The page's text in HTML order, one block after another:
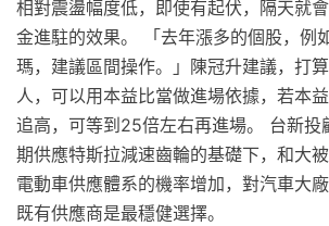
相對震盪幅度低，即使有起伏，隔天就
金進駐的效果。 「去年漲多的個股，例
瑪，建議區間操作。」陳冠升建議，打
人，可以用本益比當做進場依據，若本
追高，可等到25倍左右再進場。 台新投
期供應特斯拉減速齒輪的基礎下，和大
電動車供應體系的機率增加，對汽車大
既有供應商是最穩健選擇。